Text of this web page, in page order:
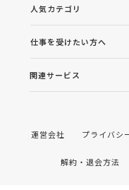
人気カテゴリ
仕事を受けたい方へ
関連サービス
運営会社 プライバシ
解約・退会方法